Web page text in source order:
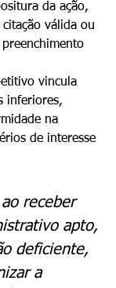
da ação,
válida ou
vincula
inferiores,
na
de interesse
ao receber
apto,
deficiente,
a